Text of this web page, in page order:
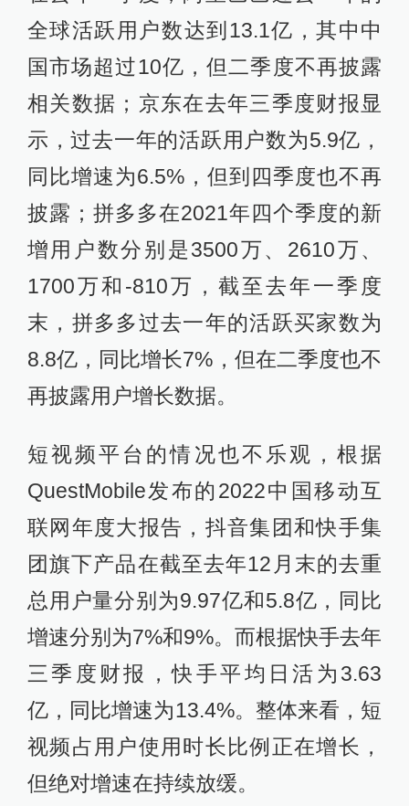
全球活跃用户数达到13.1亿，其中中
国市场超过10亿，但二季度不再披露
相关数据；京东在去年三季度财报显
示，过去一年的活跃用户数为5.9亿，
同比增速为6.5%，但到四季度也不再
披露；拼多多在2021年四个季度的新
增用户数分别是3500万、2610万、
1700万和-810万，截至去年一季度
末，拼多多过去一年的活跃买家数为
8.8亿，同比增长7%，但在二季度也不
再披露用户增长数据。
短视频平台的情况也不乐观，根据
QuestMobile发布的2022中国移动互
联网年度大报告，抖音集团和快手集
团旗下产品在截至去年12月末的去重
总用户量分别为9.97亿和5.8亿，同比
增速分别为7%和9%。而根据快手去年
三季度财报，快手平均日活为3.63
亿，同比增速为13.4%。整体来看，短
视频占用户使用时长比例正在增长，
但绝对增速在持续放缓。